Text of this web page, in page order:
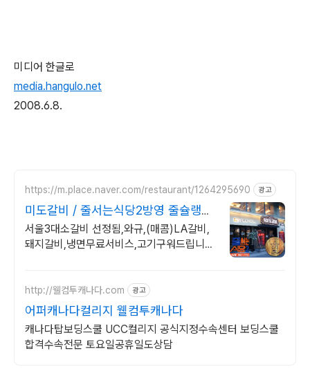
미디어 한글로
media.hangulo.net
2008.6.8.
https://m.place.naver.com/restaurant/1264295690 광고
미도갈비 / 줄서는식당2방영 줄슐랭선
정됨(서울3대소갈비)
서울3대소갈비 선정됨,와규,(매콤)LA갈비,
돼지갈비,냉면무료서비스,고기구워드립니다
http://웰컴투캐나다.com 광고
어퍼캐나다컬리지 웰컴투캐나다
캐나다탑보딩스쿨 UCC컬리지 공식지정수속센터 보딩스쿨
합격수속전문 토요일공휴일도상담